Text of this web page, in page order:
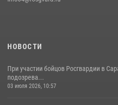
НОВОСТИ
При участии бойцов Росгвардии в
подозрева...
03 июля 2026, 10:57